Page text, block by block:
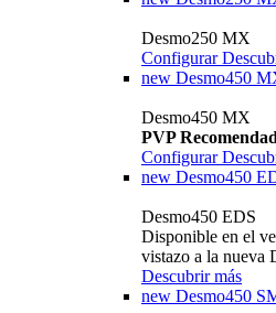
Desmo250 MX
Configurar
new Desmo450
Desmo450 MX
PVP
Configurar
new Desmo450
Desmo450 EDS
Disponible en el
vistazo a la nueva
Descubrir más
new Desmo450